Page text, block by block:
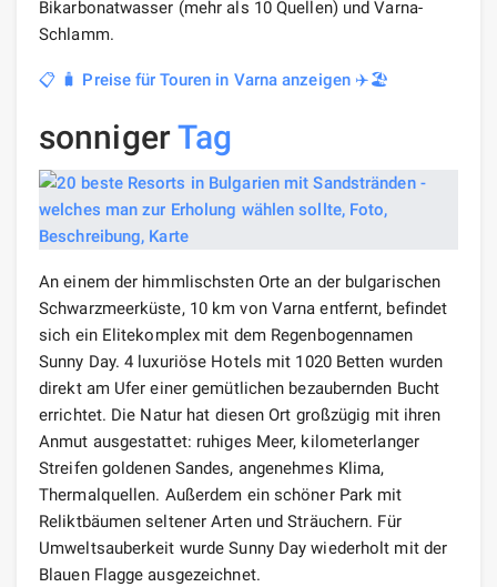
Bikarbonatwasser (mehr als 10 Quellen) und Varna-
Schlamm.
📋 🧳 Preise für Touren in Varna anzeigen ✈️🏖️
sonnigerTag
An einem der himmlischsten Orte an der bulgarischen
Schwarzmeerküste, 10 km von Varna entfernt, befindet
sich ein Elitekomplex mit dem Regenbogennamen
Sunny Day. 4 luxuriöse Hotels mit 1020 Betten wurden
direkt am Ufer einer gemütlichen bezaubernden Bucht
errichtet. Die Natur hat diesen Ort großzügig mit ihren
Anmut ausgestattet: ruhiges Meer, kilometerlanger
Streifen goldenen Sandes, angenehmes Klima,
Thermalquellen. Außerdem ein schöner Park mit
Reliktbäumen seltener Arten und Sträuchern. Für
Umweltsauberkeit wurde Sunny Day wiederholt mit der
Blauen Flagge ausgezeichnet.